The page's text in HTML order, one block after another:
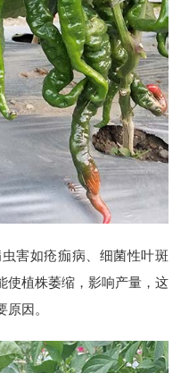
害如疮痂病、细菌性叶斑
使植株萎缩，影响产量，这
因。